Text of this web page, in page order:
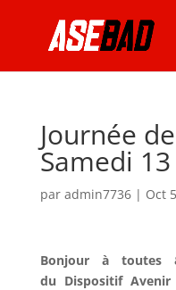
Journée
Samedi
par admin7736| Oct
Bonjour à
du Dispositif